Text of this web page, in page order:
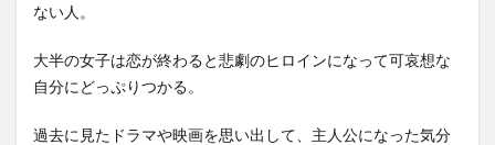
ない人。
大半の女子は恋が終わると悲劇のヒロインになって可哀想な
自分にどっぷりつかる。
過去に見たドラマや映画を思い出して、主人公になった気分